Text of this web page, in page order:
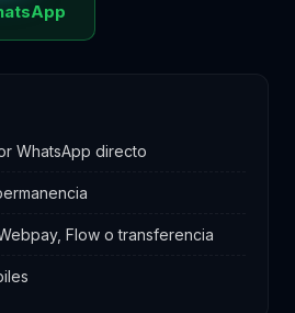
WhatsApp directo
Flow o transferencia